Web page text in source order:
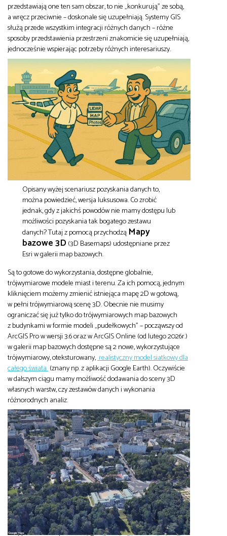
przedstawiają one ten sam obszar, to nie „konkurują” ze sobą,
a wręcz przeciwnie – doskonale się uzupełniają. Systemy GIS
służą przede wszystkim integracji różnych danych – różne
sposoby przedstawienia przestrzeni znakomicie się uzupełniają,
jednocześnie wspierając potrzeby różnych interesariuszy.
Opisany wyżej scenariusz pozyskania danych to,
można powiedzieć, wersja luksusowa. Co zrobić
jednak, gdy z jakichś powodów nie mamy dostępu lub
możliwości pozyskania tak bogatego zestawu
danych? Tutaj z pomocą przychodzą Mapy
bazowe 3D (3D Basemaps) udostępniane przez
Esri w galerii map bazowych.
Są to gotowe do wykorzystania, dostępne globalnie,
trójwymiarowe modele miast i terenu. Za ich pomocą, jednym
kliknięciem możemy zmienić istniejąca mapę 2D w gotową,
w pełni trójwymiarową scenę 3D. Obecnie nie musimy
ograniczać się już tylko do trójwymiarowych map bazowych
z budynkami w formie modeli „pudełkowych” – począwszy od
ArcGIS Pro w wersji 3.6 oraz w ArcGIS Online (od lutego 2026r.)
w galerii map bazowych dostępne są 2 nowe, wykorzystujące
trójwymiarowy, oteksturowany,realistyczny model siatkowy dla
całego świata(znany np. z aplikacji Google Earth). Oczywiście
w dalszym ciągu mamy możliwość dodawania do sceny 3D
własnych warstw, czy zestawów danych i wykonania
różnorodnych analiz.